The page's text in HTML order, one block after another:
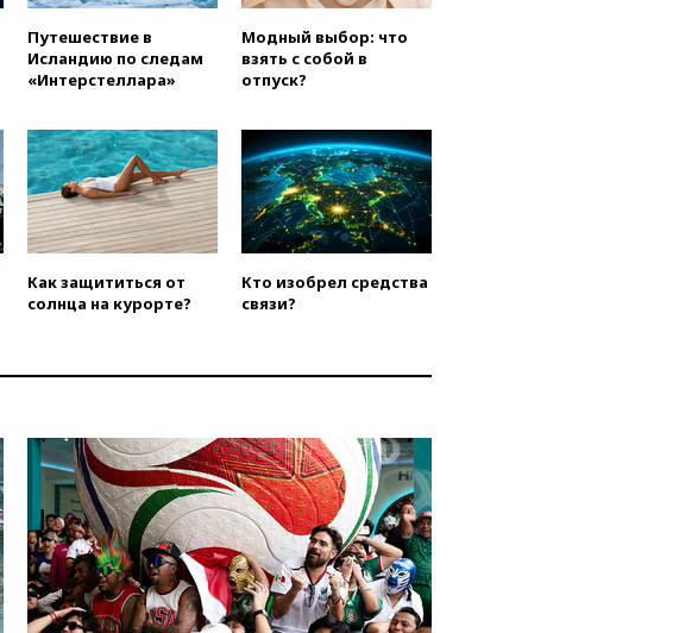
постановил остановить
строительство бального зала в
Белом доме
вчера, 20:15Сенат США
одобрил ужесточение
санкций против России и
Ирана
вчера, 20:00СК возбудил дело
против журналистки Катерины
фигуристкам Валиевой и
впервые совершил
официальный визит в Сербию
вчера, 19:19Россиянка
погибла во Французских
Альпах
вчера, 19:00Открытое
горение на складе в Брянске
Путешествие в
Исландию по следам
«Интерстеллара»
Модный выбор: что
взять с собой в
отпуск?
Как защититься от
солнца на курорте?
Кто изобрел средства
связи?